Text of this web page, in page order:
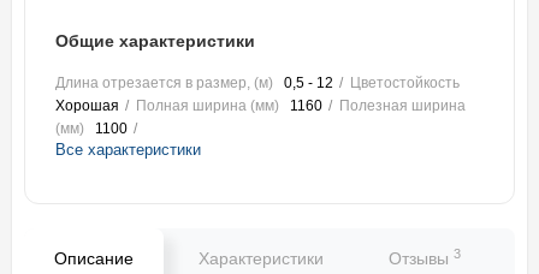
Общие характеристики
Длина отрезается в размер, (м) 0,5 - 12
Цветостойкость
Хорошая
Полная ширина (мм) 1160
Полезная ширина
(мм)
1100
Все характеристики
Описание Характеристики Отзывы 3